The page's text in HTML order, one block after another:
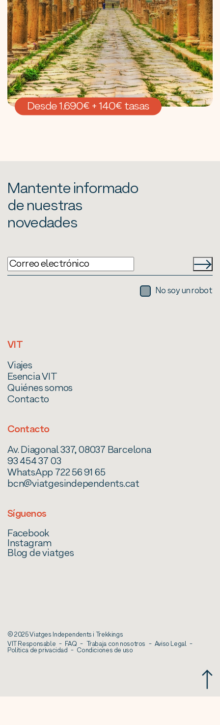
Desde 1.690€ + 140€ tasas
Mantente informado
de nuestras
novedades
No soy un robot
VIT
Viajes
Esencia VIT
Quiénes somos
Contacto
Contacto
Av. Diagonal 337, 08037 Barcelona
93 454 37 03
WhatsApp 722 56 91 65
bcn@viatgesindependents.cat
Síguenos
Facebook
Instagram
Blog de viatges
© 2025 Viatges Independents i Trekkings
VIT Responsable
FAQ Trabaja con nosotros Aviso Legal
Política de privacidad Condiciones de uso